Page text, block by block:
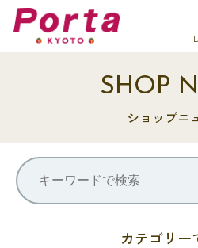
SHOP
ショップニ
カテゴリー